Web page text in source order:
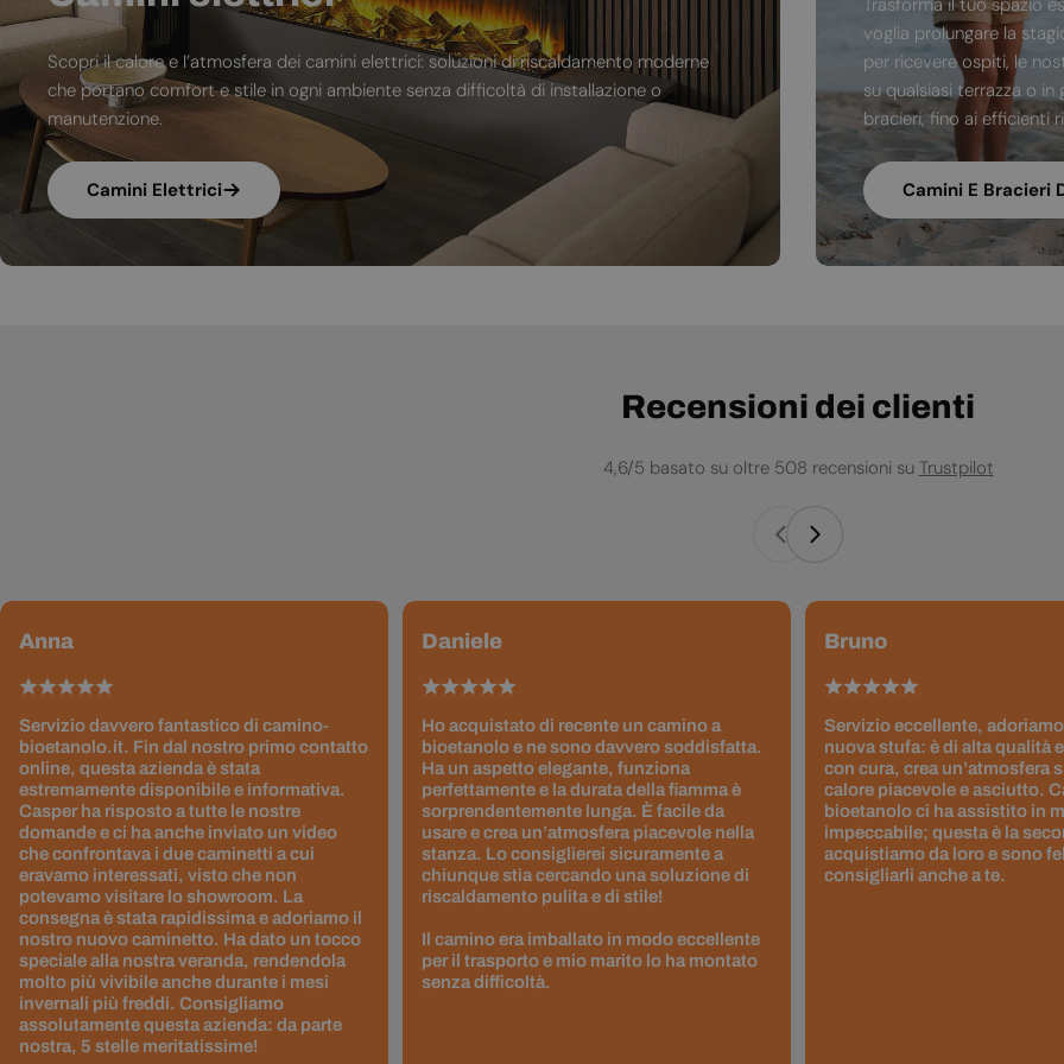
Scopri il calore e l’atmosfera dei camini elettrici: soluzioni di riscaldamento moderne
che portano comfort e stile in ogni ambiente senza difficoltà di installazione o
manutenzione.
Camini Elettrici
Trasforma il tuo spazio
voglia prolungare la
per ricevere ospiti, le
su qualsiasi terrazza o
bracieri, fino ai efficienti
Camini E Bracieri
Recensioni dei clienti
4,6/5 basato su oltre 508 recensioni su Trustpilot
Anna
Servizio davvero fantastico di camino-
bioetanolo.it. Fin dal nostro primo contatto
online, questa azienda è stata
estremamente disponibile e informativa.
Casper ha risposto a tutte le nostre
domande e ci ha anche inviato un video
che confrontava i due caminetti a cui
eravamo interessati, visto che non
potevamo visitare lo showroom. La
consegna è stata rapidissima e adoriamo il
nostro nuovo caminetto. Ha dato un tocco
speciale alla nostra veranda, rendendola
molto più vivibile anche durante i mesi
invernali più freddi. Consigliamo
assolutamente questa azienda: da parte
nostra, 5 stelle meritatissime!
Daniele
Ho acquistato di recente un camino a
bioetanolo e ne sono davvero soddisfatta.
Ha un aspetto elegante, funziona
perfettamente e la durata della fiamma è
sorprendentemente lunga. È facile da
usare e crea un’atmosfera piacevole nella
stanza. Lo consiglierei sicuramente a
chiunque stia cercando una soluzione di
riscaldamento pulita e di stile!
Il camino era imballato in modo eccellente
per il trasporto e mio marito lo ha montato
senza difficoltà.
Bruno
Servizio eccellente,
nuova stufa: è di alta qualità
con cura, crea un’atmosfera
calore piacevole e asciutto.
bioetanolo ci ha assistito in
impeccabile; questa è la
acquistiamo da loro e sono
consigliarli anche a te.